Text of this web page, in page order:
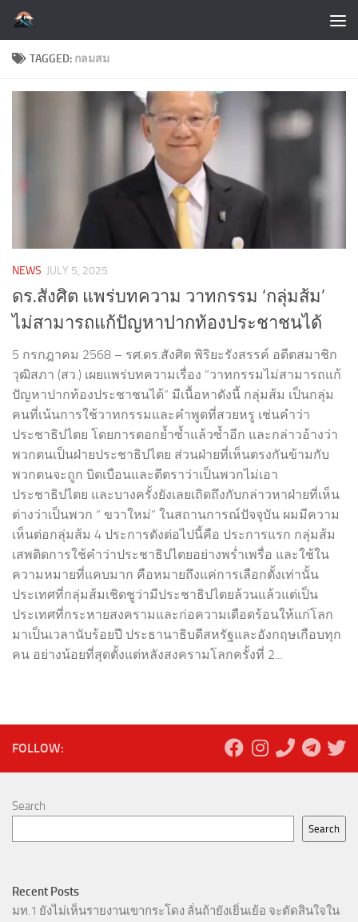
Skip to content
TAGGED: กลมสม
NEWS JULY 5, 2025
ดร.สังศิต แพร่บทความ วาทกรรม ‘กลุ่มส้ม’
ไม่สามารถแก้ปัญหาปากท้องประชาชนได้
5 กรกฎาคม 2568 – รศ.ดร.สังศิต พิริยะรังสรรค์ อดีตสมาชิก
วุฒิสภา (สว.) เผยแพร่บทความเรื่อง “วาทกรรมไม่สามารถแก้
ปัญหาปากท้องประชาชนได้” มีเนื้อหาดังนี้ กลุ่มส้ม เป็นกลุ่ม
คนที่เน้นการใช้วาทกรรมและคำพูดที่สวยหรู เช่นคำว่า
ประชาธิปไตย โดยการตอกย้ำซ้ำแล้วซ้ำอีก และกล่าวอ้างว่า
พวกตนเป็นฝ่ายประชาธิปไตย ส่วนฝ่ายที่เห็นตรงกันข้ามกับ
พวกตนจะถูก บิดเบือนและตีตราว่าเป็นพวกไม่เอา
ประชาธิปไตย และบางครั้งยังเลยเถิดถึงกับกล่าวหาฝ่ายที่เห็น
ต่างว่าเป็นพวก “ ขวาใหม่” ในสถานการณ์ปัจจุบัน ผมมีความ
เห็นต่อกลุ่มส้ม 4 ประการดังต่อไปนี้คือ ประการแรก กลุ่มส้ม
เสพติดการใช้คำว่าประชาธิปไตยอย่างพร่ำเพรื่อ และใช้ใน
ความหมายที่แคบมาก คือหมายถึงแค่การเลือกตั้งเท่านั้น
ประเทศที่กลุ่มส้มเชิดชูว่ามีประชาธิปไตยล้วนแล้วแต่เป็น
ประเทศที่กระหายสงครามและก่อความเดือดร้อนให้แก่โลก
มาเป็นเวลานับร้อยปี ประธานาธิบดีสหรัฐและอังกฤษเกือบทุก
คน อย่างน้อยที่สุดตั้งแต่หลังสงครามโลกครั้งที่ 2...
FOLLOW:
Search
Search
Recent Posts
มท.1 ยังไม่เห็นรายงานเขากระโดง ลั่นถ้ายังเยิ่นเย้อ จะตัดสินใจใน